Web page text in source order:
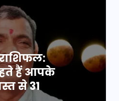
हैं आपके
से 31